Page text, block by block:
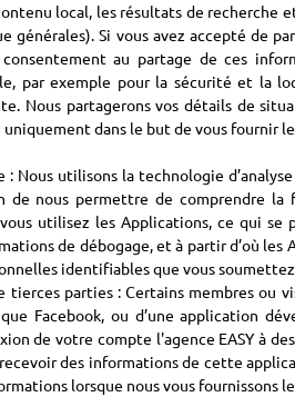
local, les résultats de recherche
générales). Si vous avez accepté de
au partage de ces
par exemple pour la sécurité et la
Nous partagerons vos détails de
dans le but de vous fournir
: Nous utilisons la technologie
de nous permettre de comprendre
utilisez les Applications, ce qui se
de débogage, et à partir d’où
identifiables que vous
tierces parties : Certains membres ou
Facebook, ou d’une application
de votre compte l'agence EASY à
recevoir des informations de cette
lorsque nous vous fournissons